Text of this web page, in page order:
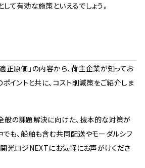
て有効な施策といえるでしょう。
正原価」の内容から、荷主企業が知ってお
ポイントと共に、コスト削減策をご紹介しま
般の課題解決に向けた、抜本的な対策が
も、船舶も含む共同配送やモーダルシフ
関光ロジNEXTにお気軽にお声がけくださ